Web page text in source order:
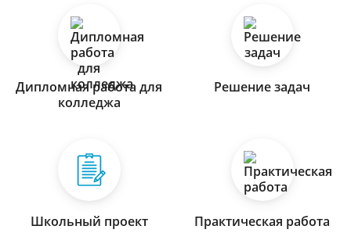
Дипломная работа для
колледжа
Решение задач
Школьный проект Практическая работа